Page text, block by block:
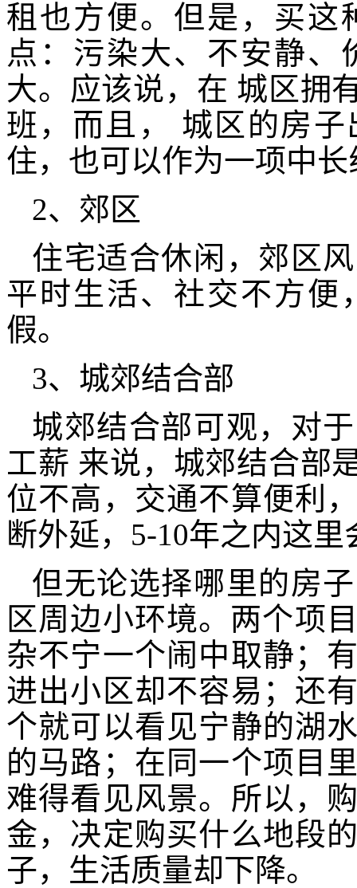
租也方便。但是，买这
点：污染大、不安静、
大。应该说，在 城区拥
班，而且， 城区的房
住，也可以作为一项中长
2、郊区
住宅适合休闲，郊区
平时生活、社交不方便
假。
3、城郊结合部
城郊结合部可观，对
工薪 来说，城郊结合部
位不高，交通不算便利
断外延，5-10年之内这
但无论选择哪里的房
区周边小环境。两个项
杂不宁一个闹中取静；
进出小区却不容易；还
个就可以看见宁静的湖
的马路；在同一个项目
难得看见风景。所以，
金，决定购买什么地段
子，生活质量却下降。